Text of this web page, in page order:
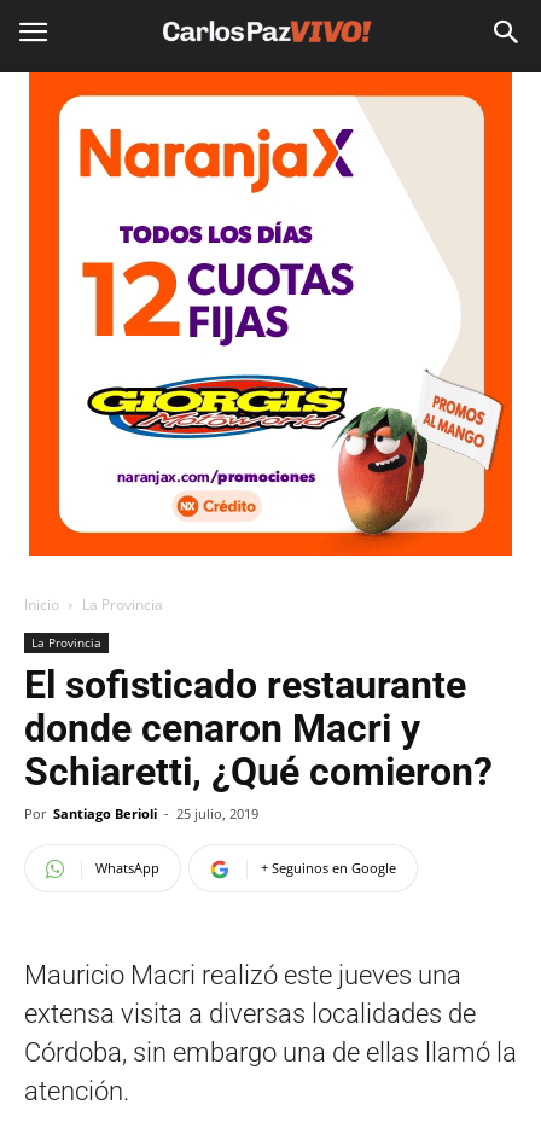
Inicio La Provincia
La Provincia
El sofisticado restaurante
donde cenaron Macri y
Schiaretti, ¿Qué comieron?
Por Santiago Berioli - 25 julio, 2019
WhatsApp + Seguinos en Google
Mauricio Macri realizó este jueves una
extensa visita a diversas localidades de
Córdoba, sin embargo una de ellas llamó la
atención.